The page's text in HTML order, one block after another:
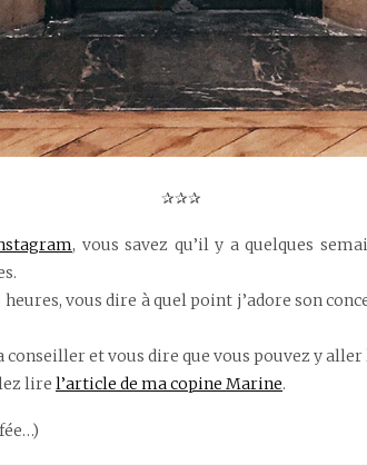
✰✰✰
, vous savez qu’il y a quelques
vous dire à quel point j’adore son
et vous dire que vous pouvez y aller
lire l’article de ma copine Marine.